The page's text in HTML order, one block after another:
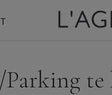
Parking